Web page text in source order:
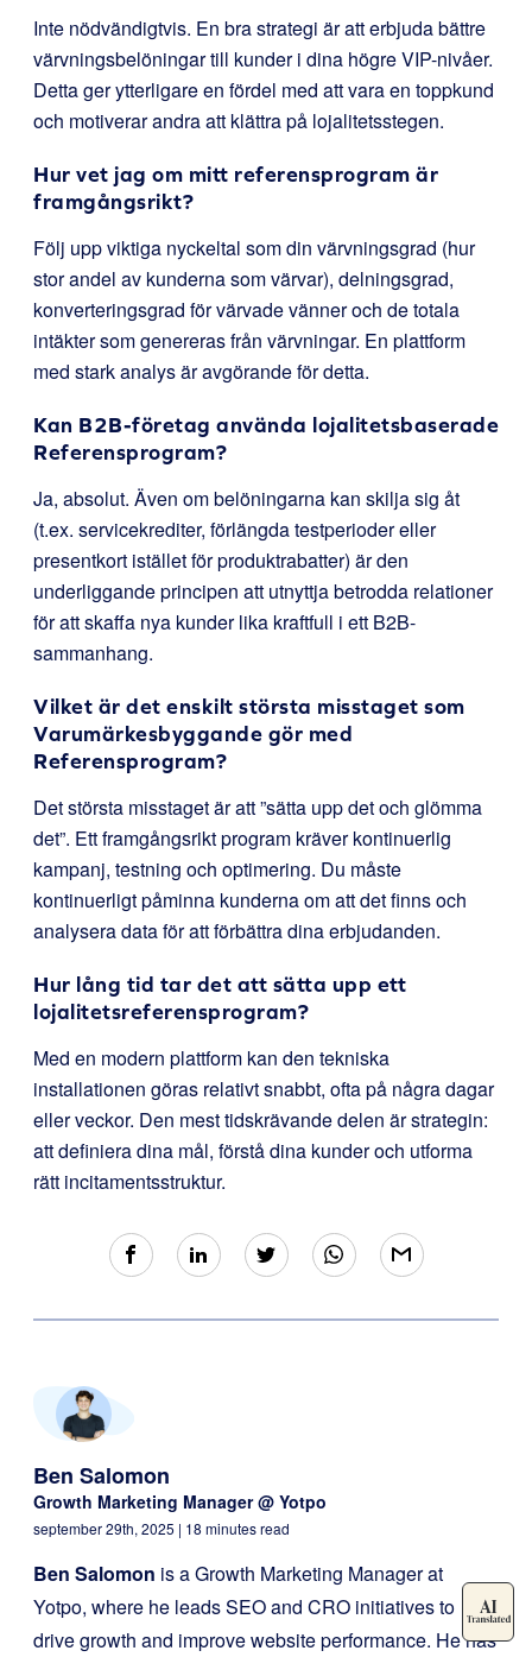
Inte nödvändigtvis. En bra strategi är att erbjuda bättre
värvningsbelöningar till kunder i dina högre VIP-nivåer.
Detta ger ytterligare en fördel med att vara en toppkund
och motiverar andra att klättra på lojalitetsstegen.
Hur vet jag om mitt referensprogram är
framgångsrikt?
Följ upp viktiga nyckeltal som din värvningsgrad (hur
stor andel av kunderna som värvar), delningsgrad,
konverteringsgrad för värvade vänner och de totala
intäkter som genereras från värvningar. En plattform
med stark analys är avgörande för detta.
Kan B2B-företag använda lojalitetsbaserade
Referensprogram?
Ja, absolut. Även om belöningarna kan skilja sig åt
(t.ex. servicekrediter, förlängda testperioder eller
presentkort istället för produktrabatter) är den
underliggande principen att utnyttja betrodda relationer
för att skaffa nya kunder lika kraftfull i ett B2B-
sammanhang.
Vilket är det enskilt största misstaget som
Varumärkesbyggande gör med
Referensprogram?
Det största misstaget är att ”sätta upp det och glömma
det”. Ett framgångsrikt program kräver kontinuerlig
kampanj, testning och optimering. Du måste
kontinuerligt påminna kunderna om att det finns och
analysera data för att förbättra dina erbjudanden.
Hur lång tid tar det att sätta upp ett
lojalitetsreferensprogram?
Med en modern plattform kan den tekniska
installationen göras relativt snabbt, ofta på några dagar
eller veckor. Den mest tidskrävande delen är strategin:
att definiera dina mål, förstå dina kunder och utforma
rätt incitamentsstruktur.
Ben Salomon
Growth Marketing Manager @ Yotpo
september 29th, 2025 | 18 minutes read
Ben Salomon is a Growth Marketing Manager at
Yotpo, where he leads SEO and CRO initiatives to
drive growth and improve website performance. He has